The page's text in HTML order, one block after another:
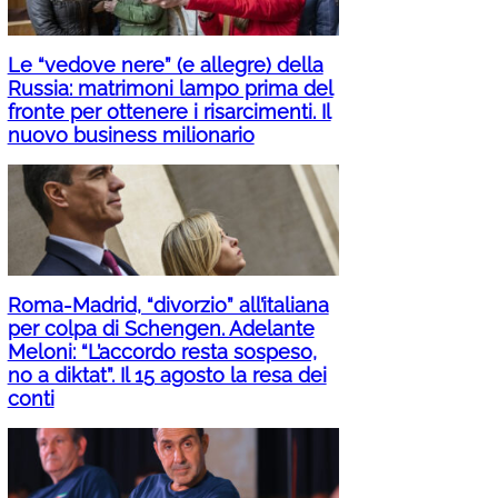
Le “vedove nere” (e allegre) della
Russia: matrimoni lampo prima del
fronte per ottenere i risarcimenti. Il
nuovo business milionario
Roma-Madrid, “divorzio” all’italiana
per colpa di Schengen. Adelante
Meloni: “L’accordo resta sospeso,
no a diktat”. Il 15 agosto la resa dei
conti